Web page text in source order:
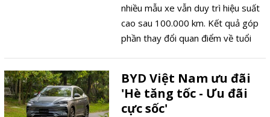
nhiều mẫu xe vẫn duy trì hiệu suất
cao sau 100.000 km. Kết quả góp
phần thay đổi quan điểm về tuổi
BYD Việt Nam ưu đãi
'Hè tăng tốc - Ưu đãi
cực sốc'